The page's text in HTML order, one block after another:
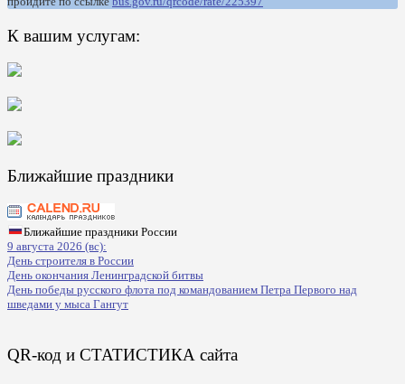
К вашим услугам:
Ближайшие праздники
Ближайшие праздники России
9 августа 2026 (вс):
День строителя в России
День окончания Ленинградской битвы
День победы русского флота под командованием Петра Первого над
шведами у мыса Гангут
QR-код и СТАТИСТИКА сайта